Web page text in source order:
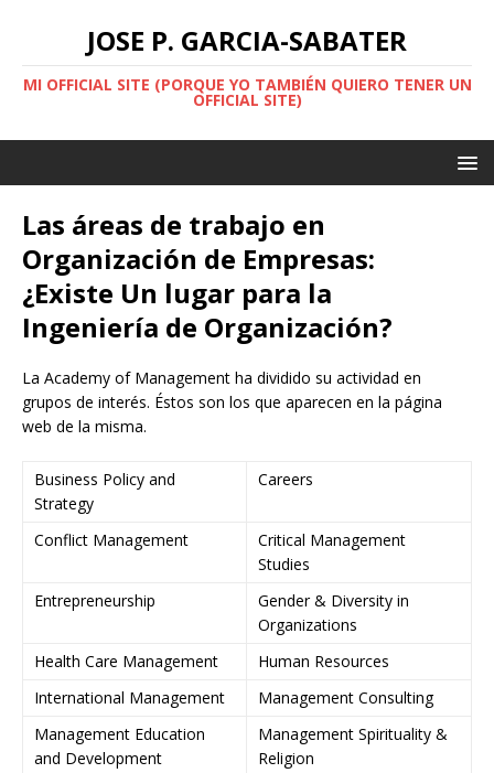
JOSE P. GARCIA-SABATER
MI OFFICIAL SITE (PORQUE YO TAMBIÉN QUIERO TENER UN
OFFICIAL SITE)
Las áreas de trabajo en
Organización de Empresas:
¿Existe Un lugar para la
Ingeniería de Organización?
La Academy of Management ha dividido su actividad en
grupos de interés. Éstos son los que aparecen en la página
web de la misma.
Business Policy and
Strategy
Careers
Conflict Management
Critical Management
Studies
Entrepreneurship
Gender & Diversity in
Organizations
Health Care Management
Human Resources
International Management
Management Consulting
Management Education
and Development
Management Spirituality &
Religion